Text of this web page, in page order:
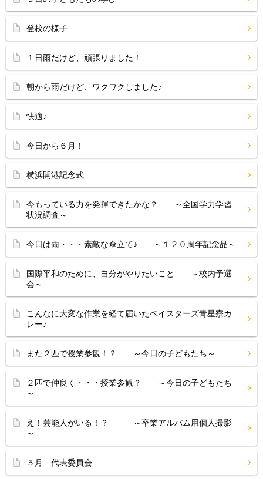
登校の様子
１日雨だけど、頑張りました！
朝から雨だけど、ワクワクしました♪
快適♪
今日から６月！
横浜開港記念式
今もっている力を発揮できたかな？ ～全国学力学習
状況調査～
今日は雨・・・素敵な傘立て♪ ～１２０周年記念品～
国際平和のために、自分がやりたいこと ～校内予選
会～
こんなに大変な作業を経て届いたベイスターズ青星寮カ
レー♪
また２匹で授業参観！？ ～今日の子どもたち～
２匹で仲良く・・・授業参観？ ～今日の子どもたち
～
え！芸能人がいる！？ ～卒業アルバム用個人撮影
～
５月 代表委員会